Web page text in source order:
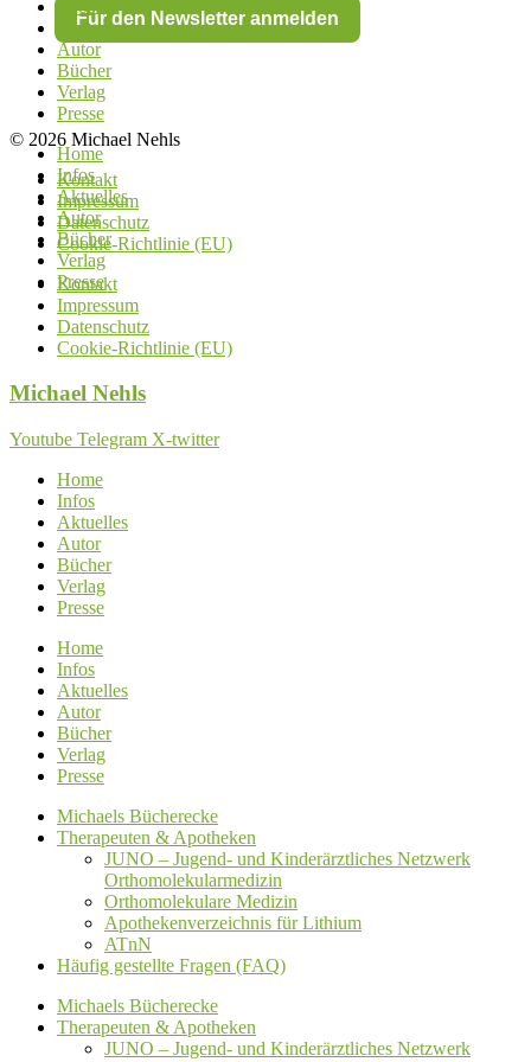
Infos
Aktuelles
Autor
Bücher
Verlag
Presse
Home
Infos
Aktuelles
Autor
Bücher
Verlag
Presse
Für den Newsletter anmelden
© 2026 Michael Nehls
Kontakt
Impressum
Datenschutz
Cookie-Richtlinie (EU)
Kontakt
Impressum
Datenschutz
Cookie-Richtlinie (EU)
Michael Nehls
Youtube Telegram X-twitter
Home
Infos
Aktuelles
Autor
Bücher
Verlag
Presse
Home
Infos
Aktuelles
Autor
Bücher
Verlag
Presse
Michaels Bücherecke
Therapeuten & Apotheken
JUNO – Jugend- und Kinderärztliches Netzwerk
Orthomolekularmedizin
Orthomolekulare Medizin
Apothekenverzeichnis für Lithium
ATnN
Häufig gestellte Fragen (FAQ)
Michaels Bücherecke
Therapeuten & Apotheken
JUNO – Jugend- und Kinderärztliches Netzwerk